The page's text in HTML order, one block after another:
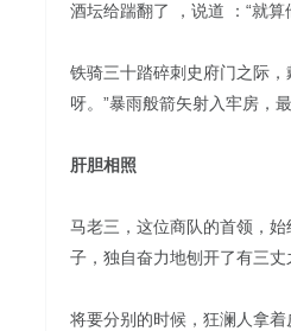
酒坛给踹翻了 ，说道 ：“就算
铁骑三十踏碎刺史府门之际
呀。”暴雨般箭矢射入牢房，
肝胆相照
马老三，这位商队的首领，
子，独自奋力地刨开了有三
将要分别的时候，狂澜人拿